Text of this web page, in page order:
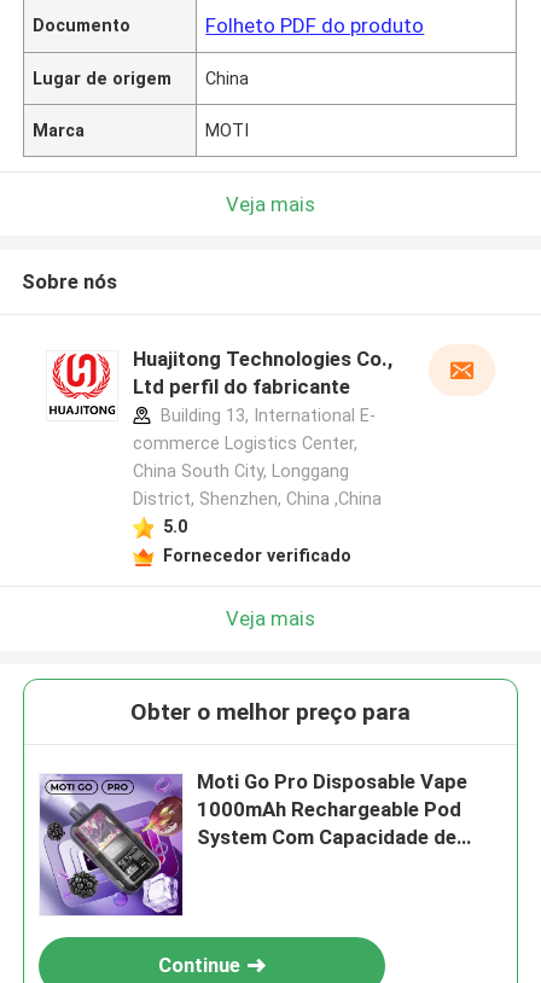
Documento Folheto PDF do produto
Lugar de origem China
Marca MOTI
Veja mais
Sobre nós
Huajitong Technologies Co.,
Ltd perfil do fabricante
Building 13, International E-
commerce Logistics Center,
China South City, Longgang
District, Shenzhen, China ,China
5.0
Fornecedor verificado
Veja mais
Obter o melhor preço para
Moti Go Pro Disposable Vape
1000mAh Rechargeable Pod
System Com Capacidade de
Continue